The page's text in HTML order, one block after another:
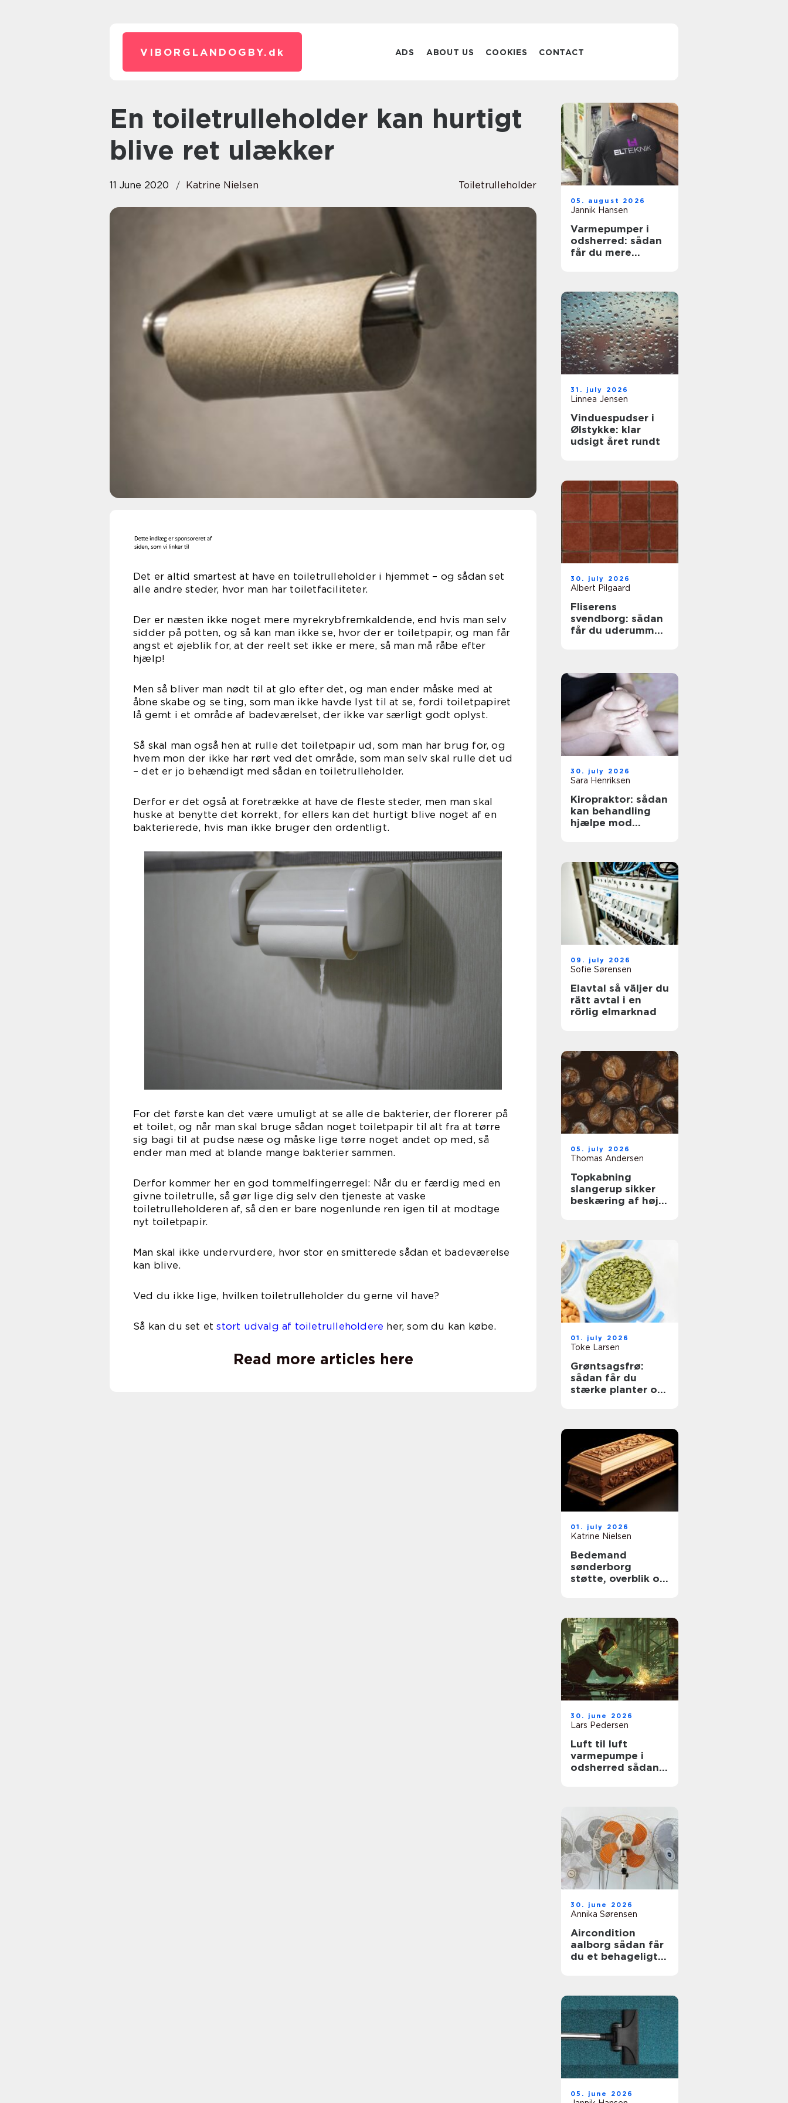
VIBORGLANDOGBY. dk ADS ABOUT US COOKIES CONTACT
En toiletrulleholder kan hurtigt
blive ret ulækker
11 June 2020 Katrine Nielsen Toiletrulleholder
Det er altid smartest at have en toiletrulleholder i hjemmet – og sådan set
alle andre steder, hvor man har toiletfaciliteter.
Der er næsten ikke noget mere myrekrybfremkaldende, end hvis man selv
sidder på potten, og så kan man ikke se, hvor der er toiletpapir, og man får
angst et øjeblik for, at der reelt set ikke er mere, så man må råbe efter
hjælp!
Men så bliver man nødt til at glo efter det, og man ender måske med at
åbne skabe og se ting, som man ikke havde lyst til at se, fordi toiletpapiret
lå gemt i et område af badeværelset, der ikke var særligt godt oplyst.
Så skal man også hen at rulle det toiletpapir ud, som man har brug for, og
hvem mon der ikke har rørt ved det område, som man selv skal rulle det ud
– det er jo behændigt med sådan en toiletrulleholder.
Derfor er det også at foretrække at have de fleste steder, men man skal
huske at benytte det korrekt, for ellers kan det hurtigt blive noget af en
bakterierede, hvis man ikke bruger den ordentligt.
For det første kan det være umuligt at se alle de bakterier, der florerer på
et toilet, og når man skal bruge sådan noget toiletpapir til alt fra at tørre
sig bagi til at pudse næse og måske lige tørre noget andet op med, så
ender man med at blande mange bakterier sammen.
Derfor kommer her en god tommelfingerregel: Når du er færdig med en
givne toiletrulle, så gør lige dig selv den tjeneste at vaske
toiletrulleholderen af, så den er bare nogenlunde ren igen til at modtage
nyt toiletpapir.
Man skal ikke undervurdere, hvor stor en smitterede sådan et badeværelse
kan blive.
Ved du ikke lige, hvilken toiletrulleholder du gerne vil have?
Så kan du set etstort udvalg af toiletrulleholdere her, som du kan købe.
Read more articles here
05. august 2026
Jannik Hansen
Varmepumper i
odsherred: sådan
får du mere
31. july 2026
Linnea Jensen
Vinduespudser i
Ølstykke: klar
udsigt året rundt
30. july 2026
Albert Pilgaard
Fliserens
svendborg: sådan
får du uderummet
30. july 2026
Sara Henriksen
Kiropraktor: sådan
kan behandling
hjælpe mod
09. july 2026
Sofie Sørensen
Elavtal så väljer du
rätt avtal i en
rörlig elmarknad
05. july 2026
Thomas Andersen
Topkabning
slangerup sikker
beskæring af høje
01. july 2026
Toke Larsen
Grøntsagsfrø:
sådan får du
stærke planter og
01. july 2026
Katrine Nielsen
Bedemand
sønderborg
støtte, overblik og
30. june 2026
Lars Pedersen
Luft til luft
varmepumpe i
odsherred sådan
30. june 2026
Annika Sørensen
Aircondition
aalborg sådan får
du et behageligt
05. june 2026